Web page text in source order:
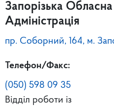
Запорізька
Адміністрація
пр. Соборний, 164, м.
Телефон/Факс:
(050) 598 09 35
Відділ роботи із